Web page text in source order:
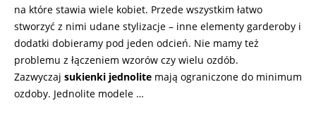
na które stawia wiele kobiet. Przede wszystkim łatwo
stworzyć z nimi udane stylizacje – inne elementy garderoby i
dodatki dobieramy pod jeden odcień. Nie mamy też
problemu z łączeniem wzorów czy wielu ozdób.
Zazwyczaj sukienki jednolite mają ograniczone do minimum
ozdoby. Jednolite modele …